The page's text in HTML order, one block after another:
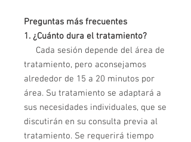
Preguntas más frecuentes
1. ¿Cuánto dura el tratamiento?
Cada sesión depende del área de
tratamiento, pero aconsejamos
alrededor de 15 a 20 minutos por
área. Su tratamiento se adaptará a
sus necesidades individuales, que se
discutirán en su consulta previa al
tratamiento. Se requerirá tiempo